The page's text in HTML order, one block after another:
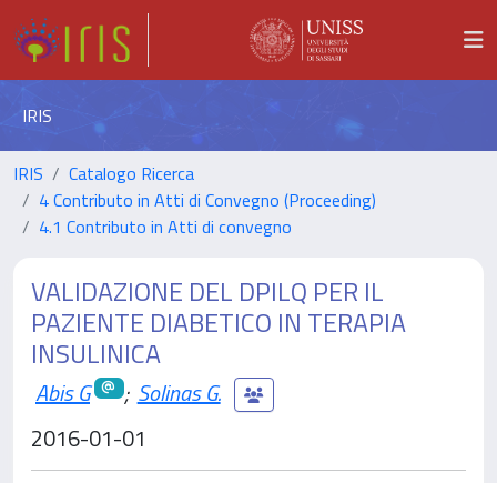
IRIS
IRIS
Catalogo Ricerca
4 Contributo in Atti di Convegno (Proceeding)
4.1 Contributo in Atti di convegno
VALIDAZIONE DEL DPILQ PER IL
PAZIENTE DIABETICO IN TERAPIA
INSULINICA
Abis G ; Solinas G.
2016-01-01